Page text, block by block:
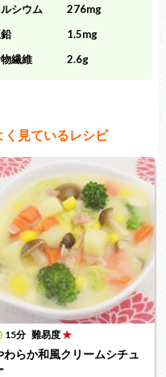
シウム
276mg
1.5mg
繊維 2.6g
く見ているレシピ
15分 難易度★
わらか和風クリームシチュ